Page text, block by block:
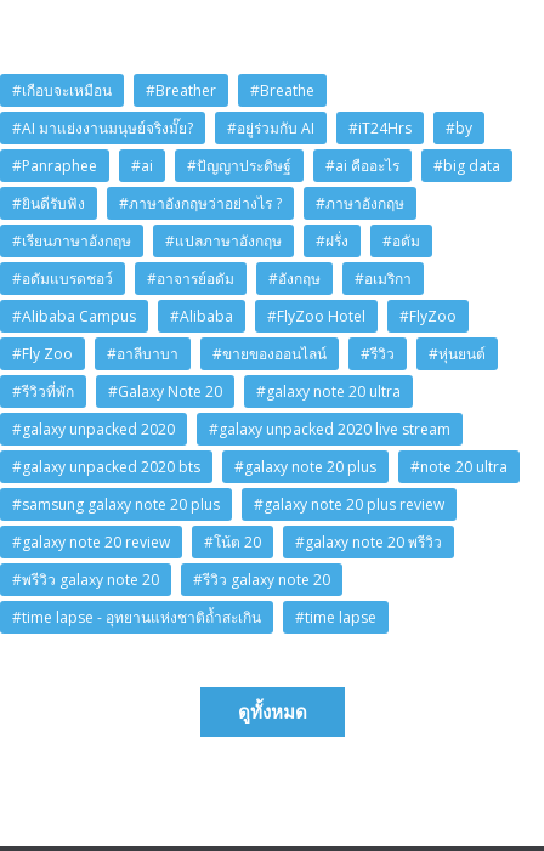
#เกือบจะเหมือน #Breather
#Breathe
#AI มาแย่งงานมนุษย์จริงมั๊ย?
#อยู่ร่วมกับ AI #iT24Hrs
#by
#Panraphee
#ai #ปัญญาประดิษฐ์ #ai คืออะไร
#big data
#ยินดีรับฟัง
#ภาษาอังกฤษว่าอย่างไร ?
#ภาษาอังกฤษ
#เรียนภาษาอังกฤษ
#แปลภาษาอังกฤษ #ฝรั่ง
#อดัม
#อดัมแบรดชอว์
#อาจารย์อดัม #อังกฤษ
#อเมริกา
#Alibaba Campus
#Alibaba #FlyZoo Hotel
#FlyZoo
#Fly Zoo
#อาลีบาบา #ขายของออนไลน์ #รีวิว
#หุ่นยนต์
#รีวิวที่พัก
#Galaxy Note 20
#galaxy note 20 ultra
#galaxy unpacked 2020
#galaxy unpacked 2020 live stream
#galaxy unpacked 2020 bts
#galaxy note 20 plus
#note 20 ultra
#samsung galaxy note 20 plus
#galaxy note 20 plus review
#galaxy note 20 review
#โน้ต 20
#galaxy note 20 พรีวิว
#พรีวิว galaxy note 20
#รีวิว galaxy note 20
#time lapse - อุทยานแห่งชาติถ้ำสะเกิน
#time lapse
ดูทั้งหมด